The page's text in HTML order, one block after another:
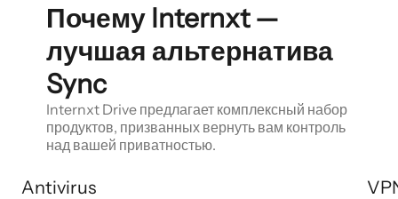
Почему Internxt —
лучшая альтернатива
Sync
Internxt Drive предлагает комплексный набор
продуктов, призванных вернуть вам контроль
над вашей приватностью.
Antivirus